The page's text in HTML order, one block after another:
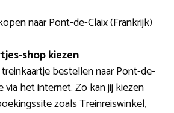
naar Pont-de-Claix (Frankrijk)
shop kiezen
bestellen naar Pont-de-
via het internet. Zo kan jij kiezen
zoals Treinreiswinkel,